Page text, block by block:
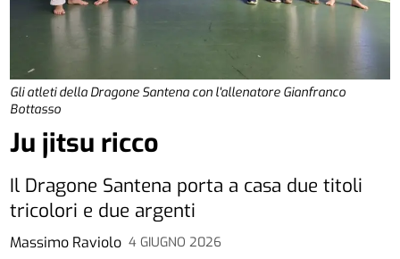
Gli atleti della Dragone Santena con l'allenatore Gianfranco
Bottasso
Massimo Raviolo 4 GIUGNO 2026
Ju jitsu ricco
Il Dragone Santena porta a casa due titoli
tricolori e due argenti